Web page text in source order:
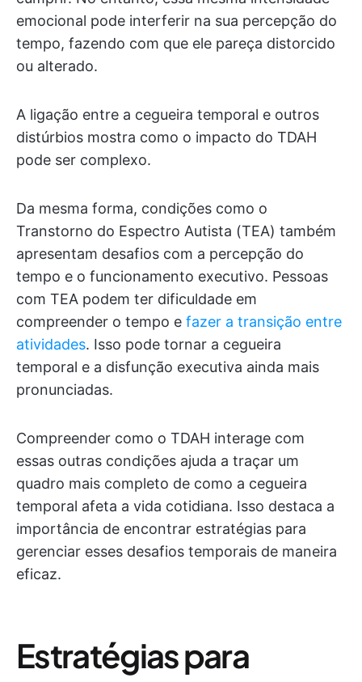
emocional pode interferir na sua percepção do
tempo, fazendo com que ele pareça distorcido
ou alterado.
A ligação entre a cegueira temporal e outros
distúrbios mostra como o impacto do TDAH
pode ser complexo.
Da mesma forma, condições como o
Transtorno do Espectro Autista (TEA) também
apresentam desafios com a percepção do
tempo e o funcionamento executivo. Pessoas
com TEA podem ter dificuldade em
compreender o tempo e fazer a transição entre
atividades. Isso pode tornar a cegueira
temporal e a disfunção executiva ainda mais
pronunciadas.
Compreender como o TDAH interage com
essas outras condições ajuda a traçar um
quadro mais completo de como a cegueira
temporal afeta a vida cotidiana. Isso destaca a
importância de encontrar estratégias para
gerenciar esses desafios temporais de maneira
eficaz.
Estratégias para